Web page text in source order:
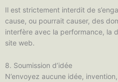
Il est strictement interdit de
cause, ou pourrait causer, des
interfère avec la performance, la
site web.
8. Soumission d’idée
N’envoyez aucune idée,